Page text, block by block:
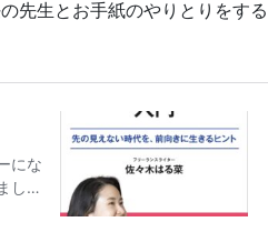
先生とお手紙のやりとりをする